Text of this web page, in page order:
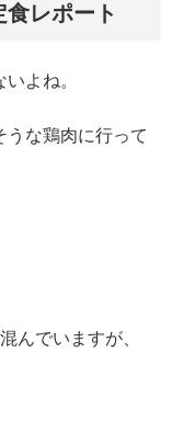
レポート
よね。
うな鶏肉に行って
んでいますが、